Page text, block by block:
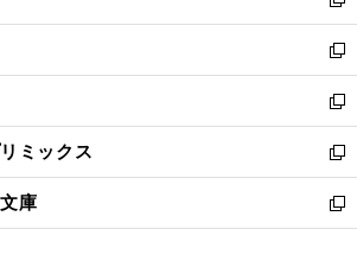
開
く
ウ
で
開
く
ン
ド
ウ
で
開
く
ウ
ィ
ン
ド
ウ
で
開
く
し
い
ウ
ィ
ン
ド
ウ
で
開
新
し
い
ウ
ィ
ン
ド
ウ
新
し
い
ウ
ィ
ン
ミックス
新
し
い
ウ
庫
新
し